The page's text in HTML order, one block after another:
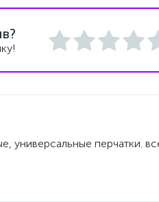
универсальные перчатки.